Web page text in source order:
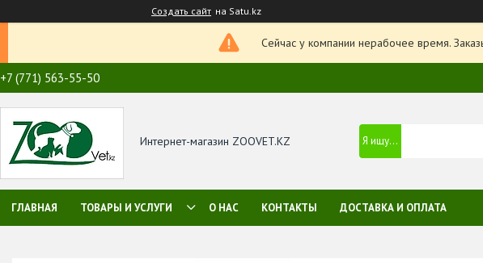
Создать сайт на Satu.kz
Сейчас у компании нерабочее время.
+7 (771) 563-55-50
Интернет-магазин ZOOVET.KZ
ГЛАВНАЯ ТОВАРЫ И УСЛУГИ О НАС КОНТАКТЫ ДОСТАВКА И ОПЛАТА